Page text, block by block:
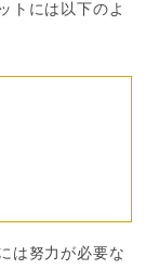
トには以下のよ
は努力が必要な